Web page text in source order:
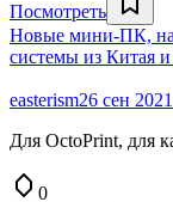
Посмотреть
Новые мини-ПК, на
системы из Китая и
easterism26 сен
Для OctoPrint, для
0